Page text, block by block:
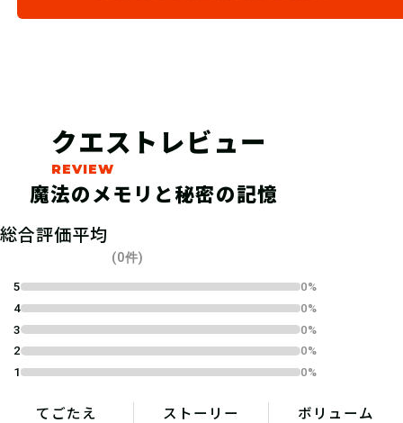
041.キットを購入する
宝探しSHOPならおうちにキットが届
くよ！ 筆記用具やスマートフォンな
ど必要なものを準備しよう！
クエストレビュー
魔法のメモリと秘密の記憶
総合評価平均
(0件)
5
0%
4
0%
3
0%
2
0%
1
0%
てごたえ ストーリー ボリューム